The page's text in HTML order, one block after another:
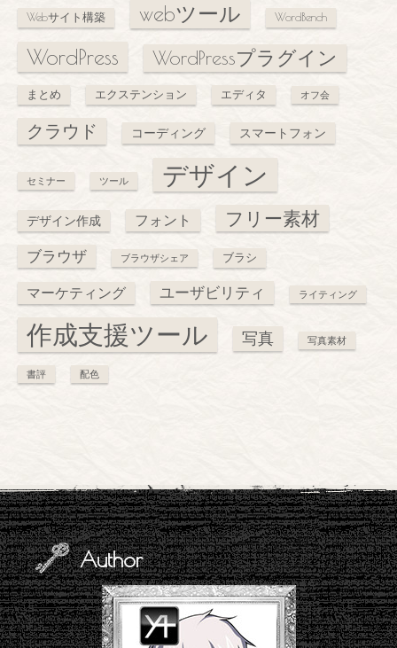
Webサイト構築 webツール WordBench
WordPress WordPressプラグイン
まとめ エクステンション エディタ オフ会
クラウド コーディング スマートフォン
セミナー ツール デザイン
デザイン作成 フォント フリー素材
ブラウザ ブラウザシェア ブラシ
マーケティング ユーザビリティ ライティング
作成支援ツール 写真 写真素材
書評 配色
Author